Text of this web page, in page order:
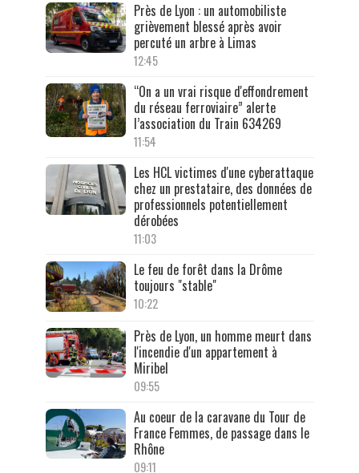
Près de Lyon : un automobiliste
grièvement blessé après avoir
percuté un arbre à Limas
12:45
“On a un vrai risque d'effondrement
du réseau ferroviaire” alerte
l’association du Train 634269
11:54
Les HCL victimes d'une cyberattaque
chez un prestataire, des données de
professionnels potentiellement
dérobées
11:03
Le feu de forêt dans la Drôme
toujours "stable"
10:22
Près de Lyon, un homme meurt dans
l'incendie d'un appartement à
Miribel
09:55
Au coeur de la caravane du Tour de
France Femmes, de passage dans le
Rhône
09:11